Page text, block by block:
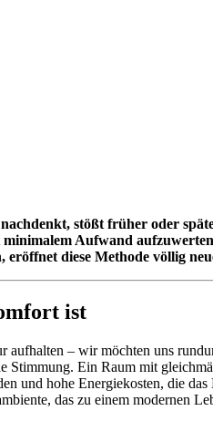
stößt früher oder
Aufwand
diese Methode völlig
ist
aufhalten – wir möchten uns
Stimmung. Ein Raum mit
und hohe Energiekosten, die
das zu einem modernen